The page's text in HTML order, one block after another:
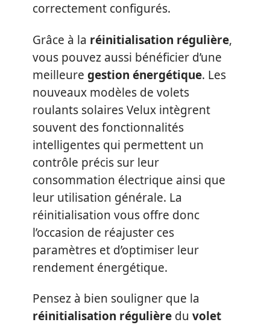
correctement configurés.
Grâce à la réinitialisation régulière,
vous pouvez aussi bénéficier d’une
meilleure gestion énergétique. Les
nouveaux modèles de volets
roulants solaires Velux intègrent
souvent des fonctionnalités
intelligentes qui permettent un
contrôle précis sur leur
consommation électrique ainsi que
leur utilisation générale. La
réinitialisation vous offre donc
l’occasion de réajuster ces
paramètres et d’optimiser leur
rendement énergétique.
Pensez à bien souligner que la
réinitialisation régulière du volet